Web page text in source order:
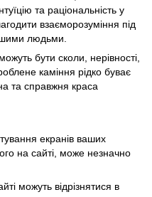
та раціональність у
взаєморозуміння під
людьми.
бути сколи, нерівності,
каміння рідко буває
та справжня краса
екранів ваших
на сайті, може незначно
можуть відрізнятися в